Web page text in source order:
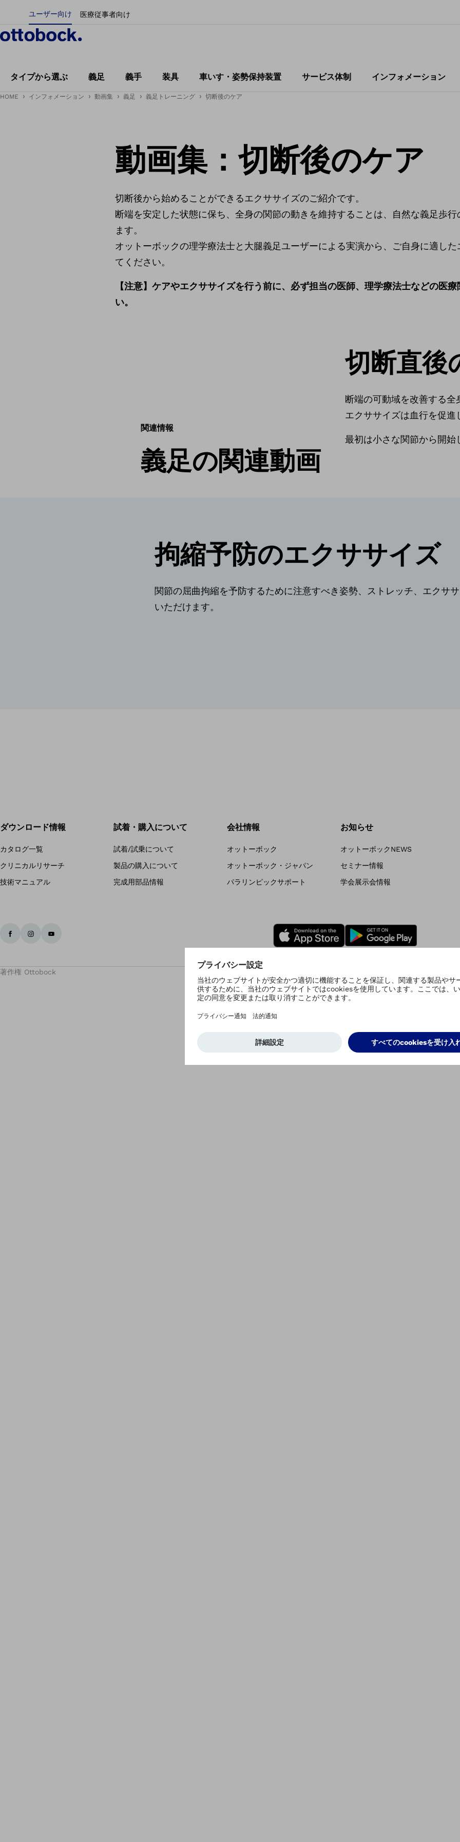
ユーザー向け 医療従事者向け
タイプから選ぶ 義足 義手 装具 車いす・姿勢保持装置 サービス体制 インフォメーション
HOME インフォメーション 動画集 義足 義足トレーニング 切断後のケア
動画集：切断後のケア
切断後から始めることができるエクササイズのご紹介です。
断端を安定した状態に保ち、全身の関節の動きを維持することは、自然な義足歩
ます。
オットーボックの理学療法士と大腿義足ユーザーによる実演から、ご自身に適し
てください。
【注意】ケアやエクササイズを行う前に、必ず担当の医師、理学療法士などの医
い。
切断直後
断端の可動域を改善する
エクササイズは血行を促
最初は小さな関節から開
関連情報
義足の関連動画
拘縮予防のエクササイズ
関節の屈曲拘縮を予防するために注意すべき姿勢、ストレッチ、エクサ
いただけます。
ダウンロード情報
カタログ一覧
クリニカルリサーチ
技術マニュアル
試着・購入について
試着/試乗について
製品の購入について
完成用部品情報
会社情報
オットーボック
オットーボック・ジャパン
パラリンピックサポート
お知らせ
オットーボックNEWS
セミナー情報
学会展示会情報
著作権 Ottobock